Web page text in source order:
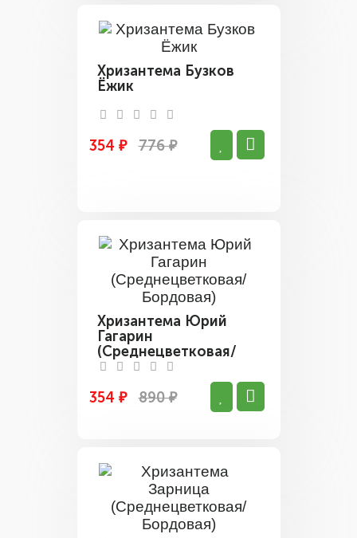
Хризантема Бузков
Ёжик
354 ₽ 776 ₽
Хризантема Юрий
Гагарин
(Среднецветковая/
Бордовая)
354 ₽
890 ₽